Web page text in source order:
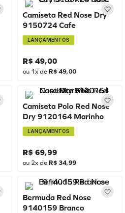
Camiseta Red Nose Dry
9150724 Cafe
LANÇAMENTOS
R$ 49,00
ou 1x de R$49,00
Camiseta Polo Red Nose
Dry 9120164 Marinho
LANÇAMENTOS
R$ 69,99
ou 2x de R$ 34,99
Bermuda Red Nose
9140159 Branco